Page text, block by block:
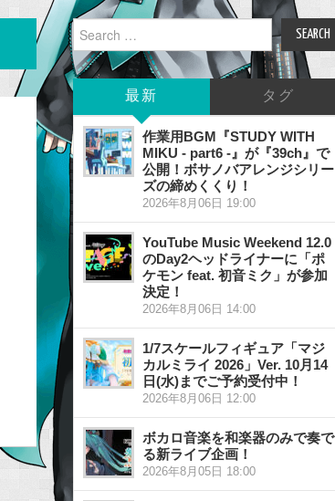
Search
for:
最新 タグ
作業用BGM『STUDY WITH
MIKU - part6 -』が『39ch』で
公開！ボサノバアレンジシリー
ズの締めくくり！
2026年8月06日 19:00
YouTube Music Weekend 12.0
のDay2ヘッドライナーに「ポ
ケモン feat. 初音ミク」が参加
決定！
2026年8月06日 14:00
1/7スケールフィギュア「マジ
カルミライ 2026」Ver. 10月14
日(水)までご予約受付中！
2026年8月06日 12:00
ボカロ音楽を和楽器のみで奏で
る新ライブ企画！
2026年8月05日 18:00